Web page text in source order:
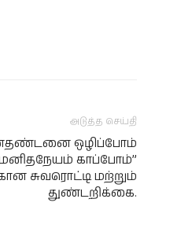
அடுத்த செய்தி
ஒழிப்போம்
காப்போம்”
சுவரொட்டி மற்றும்
துண்டறிக்கை.